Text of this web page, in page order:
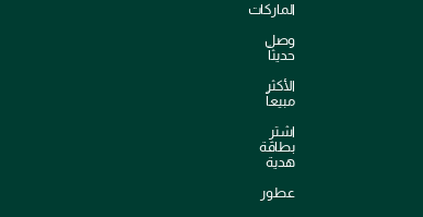
الماركات
وصل
حديثاً
الأكثر
مبيعاً
اشترِ
بطاقة
هدية
عطور